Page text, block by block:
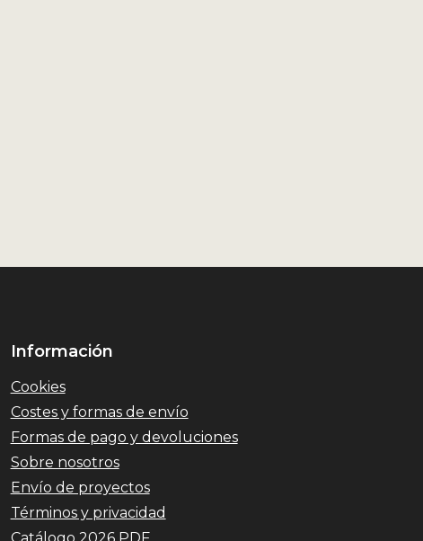
Información
Cookies
Costes y formas de envío
Formas de pago y devoluciones
Sobre nosotros
Envío de proyectos
Términos y privacidad